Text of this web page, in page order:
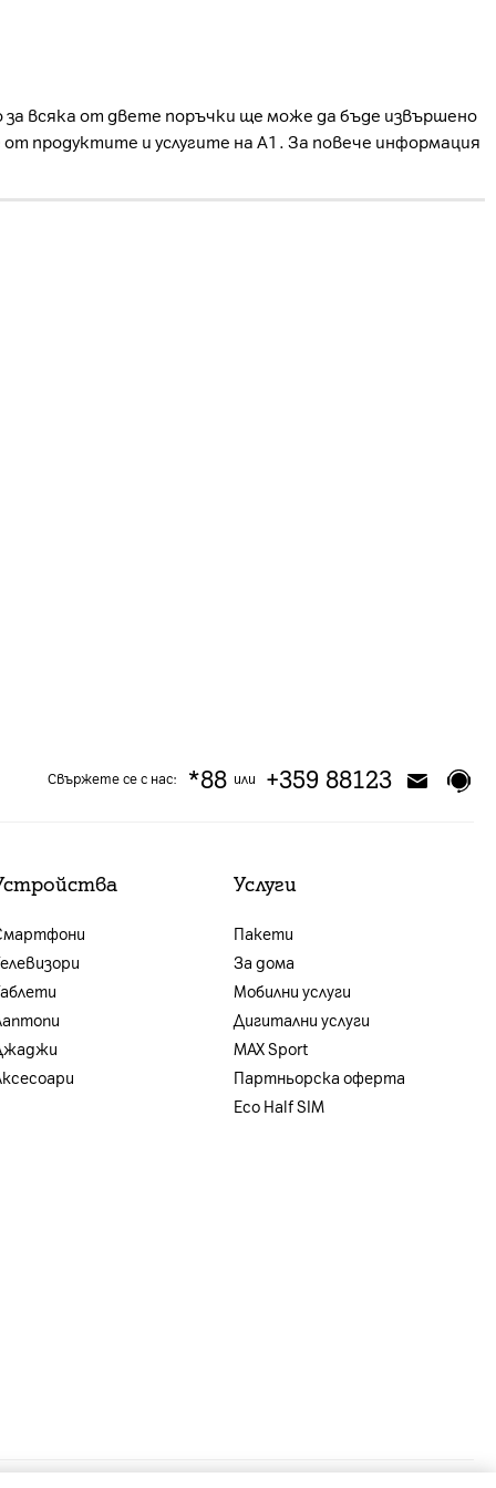
всяка от двете поръчки ще може да бъде извършено
продуктите и услугите на А1. За повече информация
Свържете се с нас: *88 или +359 88123
Услуги
Пакети
За дома
Мобилни услуги
Дигитални услуги
MAX Sport
Партньорска оферта
Eco Half SIM